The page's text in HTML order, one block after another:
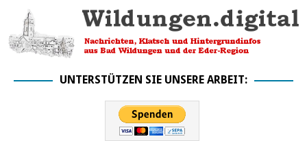
UNTERSTÜTZEN SIE UNSERE ARBEIT: